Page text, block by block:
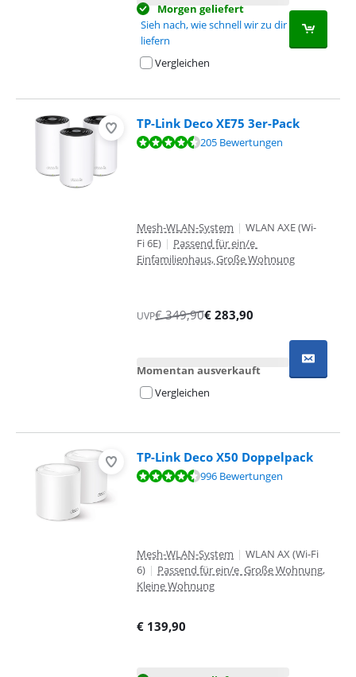
Morgen geliefert
Sieh nach, wie schnell wir zu dir
liefern
Vergleichen
TP-Link Deco XE75 3er-Pack
Bewertet mit 8,9 von 10, basierend auf 205 Bewertungen.
205 Bewertungen
Mesh-WLAN-System | WLAN AXE (Wi-
Fi 6E) | Passend für ein/e
Einfamilienhaus, Große Wohnung
UVP€349,90€ 283,90
Momentan ausverkauft
Vergleichen
TP-Link Deco X50 Doppelpack
Bewertet mit 9,1 von 10, basierend auf 996 Bewertungen.
996 Bewertungen
Mesh-WLAN-System | WLAN AX (Wi-Fi
6) | Passend für ein/e Große Wohnung,
Kleine Wohnung
€ 139,90